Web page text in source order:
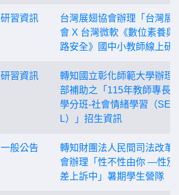
研習資訊
台灣展翅協會辦理「台灣展
會 X 台灣微軟《數位素養與
路安全》國中小教師線上研
研習資訊
轉知國立彰化師範大學辦理
部補助之「115年教師專長
學分班-社會情緒學習（SE
L）」招生資訊
一般公告
轉知財團法人民間司法改革
會辦理「性不性由你 —性別
差上訴中」暑期學生營隊